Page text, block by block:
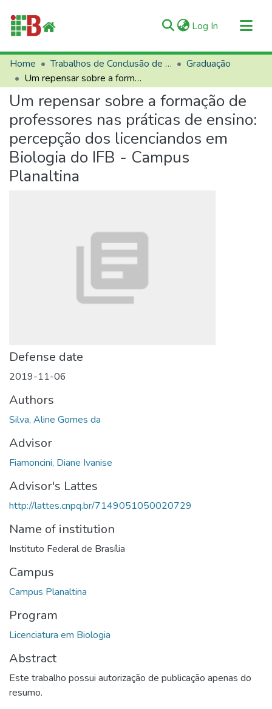
Log In (current)
Communities & Collections
All of RIIFB
Manuals and Terms
Statistics
About RIIFB
Help
Contacts
Home Trabalhos de Conclusão de Curso (TCCs)
Graduação
Um repensar sobre a formação de professores nas práticas de ensino: percepção dos licenciandos em Biologia do IFB - Campus Planaltina
Um repensar sobre a formação de
professores nas práticas de ensino:
percepção dos licenciandos em
Biologia do IFB - Campus
Planaltina
Defense date
2019-11-06
Authors
Silva, Aline Gomes da
Advisor
Fiamoncini, Diane Ivanise
Advisor's Lattes
http://lattes.cnpq.br/7149051050020729
Name of institution
Instituto Federal de Brasília
Campus
Campus Planaltina
Program
Licenciatura em Biologia
Abstract
Este trabalho possui autorização de publicação apenas do
resumo.